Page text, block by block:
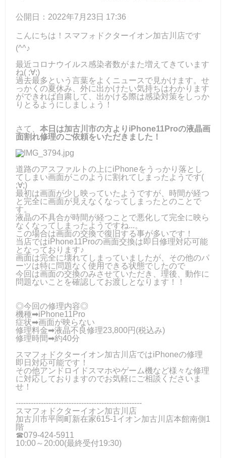
公開日：2022年7月23日 17:36
こんにちは！スマフォドクターイオン加古川店です
(^^♪
最近コロナウイルス感染者数がまた増えてきています
ね( ;∀;)
過去最多という言葉をよくニュースで見かけます。せ
っかくの夏休み、外に出かけたい気持ちはわかります
ができれば自粛して、出かける際は感染対策をしっか
りとるようにしましょう！
さて、 本日は加古川市の方よりiPhone11Proの液晶画
面割れ修理のご依頼をいただきました！
道路のアスファルトの上にiPhoneをうっかり落とし
てしまい画面がこのように割れてしまったようです(
;∀;)
最初は画面が少し映っていたようですが、時間が経つ
と完全に画面が見えなくなってしまったとのことで
す。
液晶の不具合が時間が経つことで悪化して完全に映ら
なくなってしまったようですね...。
この場合は画面の交換で復旧する事が多いです！
当店ではiPhone11Proの画面交換は即日修理対応可能
となっております♪
画面は完全に壊れてしまっていましたが、その他のパ
ーツは特に問題なく使用できる状態でしたので
今回は画面の交換のみさせていただき、理後、動作に
問題ないことを確認してお渡しとなります！！
◎今回の修理内容◎
機種➡iPhone11Pro
症状➡画面が映らない
修理料金➡液晶不良修理23,800円(税込み)
修理時間➡約40分
スマフォドクターイオン加古川店ではiPhoneの修理
即日対応可能です！
その他アンドロイドスマホやゲーム機など様々な修理
に対応しておりますのでお気軽にご相談くださいま
せ！
--------------------------------------------------
スマフォドクターイオン加古川店
加古川市平岡町新在家615-1イオン加古川店本館南側1
階
☎079-424-5911
10:00～20:00(最終受付19:30)